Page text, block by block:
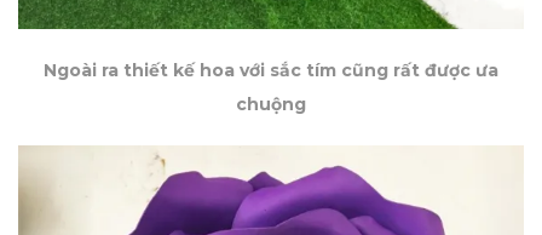
Ngoài ra thiết kế hoa với sắc tím cũng rất được ưa
chuộng